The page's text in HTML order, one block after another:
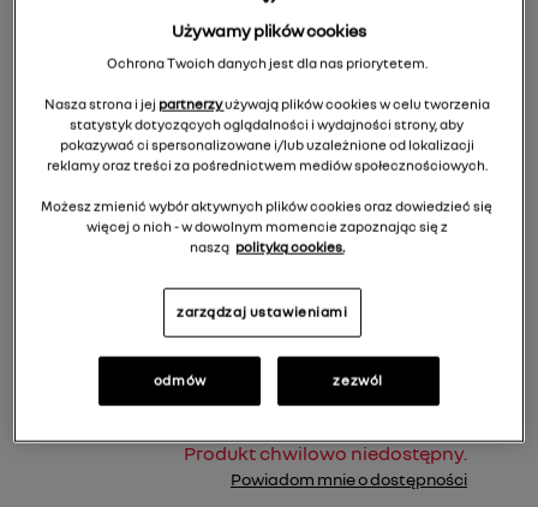
Cena rekomendowana: 378,00 zł
Do koszyka
Produkt chwilowo niedostępny.
Powiadom mnie o dostępności
Używamy plików cookies
Ochrona Twoich danych jest dla nas priorytetem.
Nasza strona i jej partnerzyużywają plików cookies w celu tworzenia
statystyk dotyczących oglądalności i wydajności strony, aby
pokazywać ci spersonalizowane i/lub uzależnione od lokalizacji
reklamy oraz treści za pośrednictwem mediów społecznościowych.
Możesz zmienić wybór aktywnych plików cookies oraz dowiedzieć się
więcej o nich - w dowolnym momencie zapoznając się z
naszą polityką cookies.
zarządzaj ustawieniami
odmów zezwól